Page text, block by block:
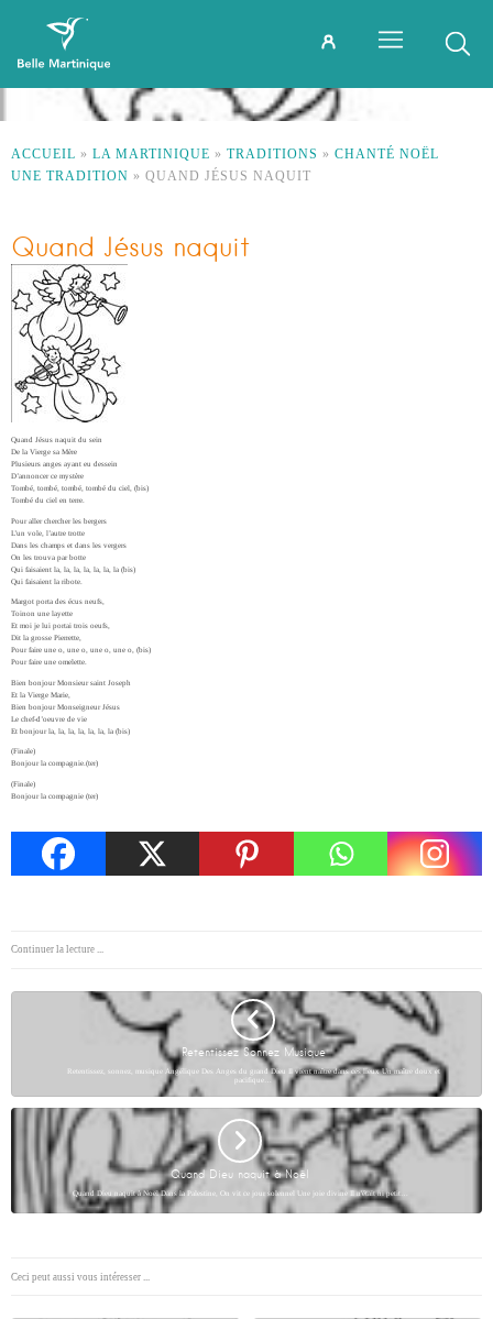
ACCUEIL » LA MARTINIQUE » TRADITIONS » CHANTÉ NOËL
UNE TRADITION » QUAND JÉSUS NAQUIT
Quand Jésus naquit
Quand Jésus naquit du sein
De la Vierge sa Mère
Plusieurs anges ayant eu dessein
D’annoncer ce mystère
Tombé, tombé, tombé, tombé du ciel, (bis)
Tombé du ciel en terre.
Pour aller chercher les bergers
L’un vole, l’autre trotte
Dans les champs et dans les vergers
On les trouva par botte
Qui faisaient la, la, la, la, la, la, la (bis)
Qui faisaient la ribote.
Margot porta des écus neufs,
Toinon une layette
Et moi je lui portai trois oeufs,
Dit la grosse Pierrette,
Pour faire une o, une o, une o, une o, (bis)
Pour faire une omelette.
Bien bonjour Monsieur saint Joseph
Et la Vierge Marie,
Bien bonjour Monseigneur Jésus
Le chef-d’oeuvre de vie
Et bonjour la, la, la, la, la, la, la (bis)
(Finale)
Bonjour la compagnie.(ter)
(Finale)
Bonjour la compagnie (ter)
Continuer la lecture ...
Retentissez Sonnez Musique
Retentissez, sonnez, musique Angélique Des Anges du grand Dieu Il vient naître dans ces lieux Un maître doux et
pacifique…
Quand Dieu naquit à Noël
Quand Dieu naquit à Noël Dans la Palestine, On vit ce jour solennel Une joie divine Il n'était ni petit…
Ceci peut aussi vous intéresser ...